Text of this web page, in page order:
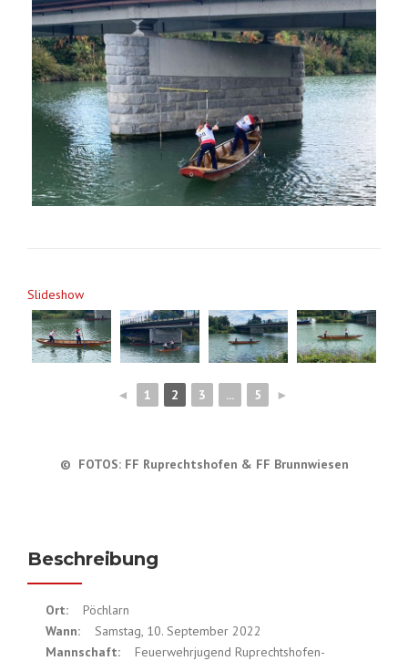
Slideshow
◄ 1 2 3 ... 5 ►
© FOTOS: FF Ruprechtshofen & FF Brunnwiesen
Beschreibung
Ort: Pöchlarn
Wann: Samstag, 10. September 2022
Mannschaft: Feuerwehrjugend Ruprechtshofen-